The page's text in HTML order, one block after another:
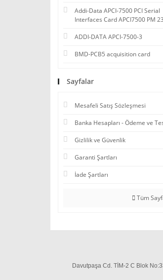
Addi-Data APCI-7500 PCI Serial
Interfaces Card APCI7500 PM
ADDI-DATA APCI-7500-3
BMD-PCB5 acquisition card
Sayfalar
Mesafeli Satış Sözleşmesi
Banka Hesapları - Ödeme ve
Gizlilik ve Güvenlik
Garanti Şartları
İade Şartları
Tüm
Davutpaşa Cd. TİM-2 C Blok